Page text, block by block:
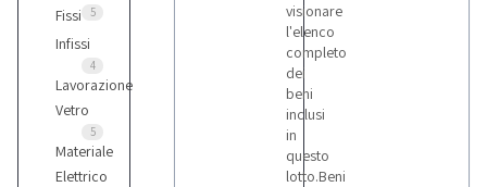
Fissi
5
Infissi
4
Lavorazione
Vetro
5
Materiale
Elettrico
visionare
l'elenco
completo
dei
beni
inclusi
in
questo
lotto.Beni